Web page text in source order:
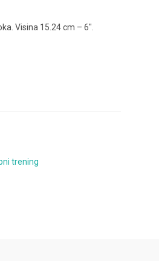
Visina 15.24 cm – 6″.
trening